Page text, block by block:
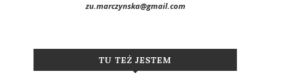
zu.marczynska@gmail.com
TU TEŻ JESTEM